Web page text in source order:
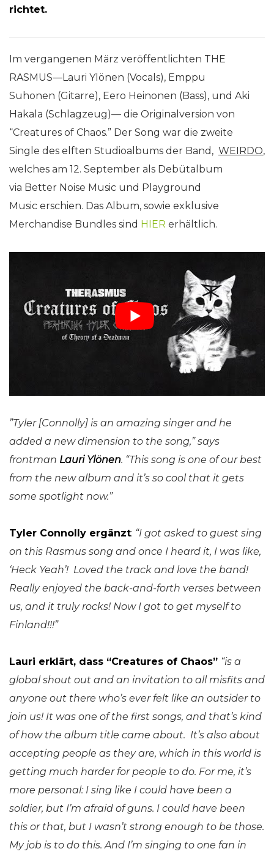
richtet.
Im vergangenen März veröffentlichten THE
RASMUS—Lauri Ylönen (Vocals), Emppu
Suhonen (Gitarre), Eero Heinonen (Bass), und Aki
Hakala (Schlagzeug)— die Originalversion von
“Creatures of Chaos.” Der Song war die zweite
Single des elften Studioalbums der Band, WEIRDO,
welches am 12. September als Debütalbum
via Better Noise Music und Playground
Music erschien. Das Album, sowie exklusive
Merchandise Bundles sind HIER erhältlich.
”Tyler [Connolly] is an amazing singer and he
added a new dimension to the song,” says
frontman Lauri Ylönen. “This song is one of our best
from the new album and it’s so cool that it gets
some spotlight now.”
Tyler Connolly ergänzt: “I got asked to guest sing
on this Rasmus song and once I heard it, I was like,
‘Heck Yeah’! Loved the track and love the band!
Really enjoyed the back-and-forth verses between
us, and it truly rocks! Now I got to get myself to
Finland!!!”
Lauri erklärt, dass “Creatures of Chaos” “is a
global shout out and an invitation to all misfits and
anyone out there who’s ever felt like an outsider to
join us! It was one of the first songs, and that’s kind
of how the album title came about. It’s also about
accepting people as they are, which in this world is
getting much harder for people to do. For me, it’s
more personal: I sing like I could have been a
soldier, but I’m afraid of guns. I could have been
this or that, but I wasn’t strong enough to be those.
My job is to do this. And I’m singing to one fan in